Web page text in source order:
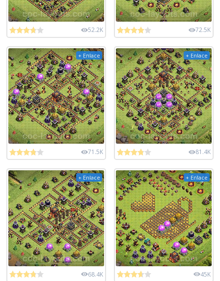
52.2K 72.5K
+ Enlace
71.5K
+ Enlace
81.4K
+ Enlace
68.4K
+ Enlace
45K